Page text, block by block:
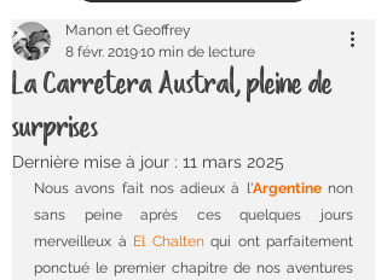
La Carretera Austral, pleine de
surprises
Manon et Geoffrey
8 févr. 201910 min de lecture
Dernière mise à jour : 11 mars 2025
Nous avons fait nos adieux à l'Argentine non
sans peine après ces quelques jours
merveilleux à El Chalten qui ont parfaitement
ponctué le premier chapitre de nos aventures